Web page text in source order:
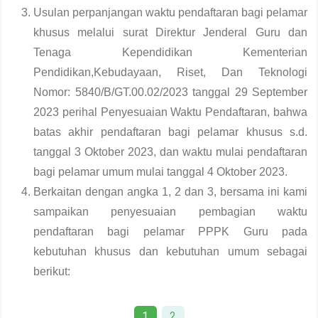
Usulan perpanjangan waktu pendaftaran bagi pelamar
khusus melalui surat Direktur Jenderal Guru dan
Tenaga Kependidikan Kementerian
Pendidikan,Kebudayaan, Riset, Dan Teknologi
Nomor: 5840/B/GT.00.02/2023 tanggal 29 September
2023 perihal Penyesuaian Waktu Pendaftaran, bahwa
batas akhir pendaftaran bagi pelamar khusus s.d.
tanggal 3 Oktober 2023, dan waktu mulai pendaftaran
bagi pelamar umum mulai tanggal 4 Oktober 2023.
Berkaitan dengan angka 1, 2 dan 3, bersama ini kami
sampaikan penyesuaian pembagian waktu
pendaftaran bagi pelamar PPPK Guru pada
kebutuhan khusus dan kebutuhan umum sebagai
berikut: